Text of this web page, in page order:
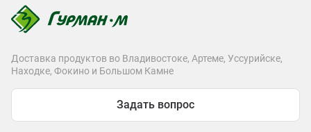
Доставка продуктов во Владивостоке, Артеме, Уссурийске,
Находке, Фокино и Большом Камне
Задать вопрос